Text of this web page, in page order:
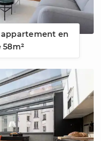
en